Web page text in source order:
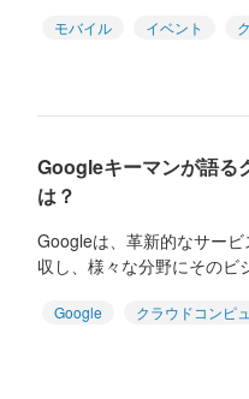
モバイル イベント
Googleキーマンが語る
は？
Googleは、革新的なサー
収し、様々な分野にそのビ
Google クラウドコンピ